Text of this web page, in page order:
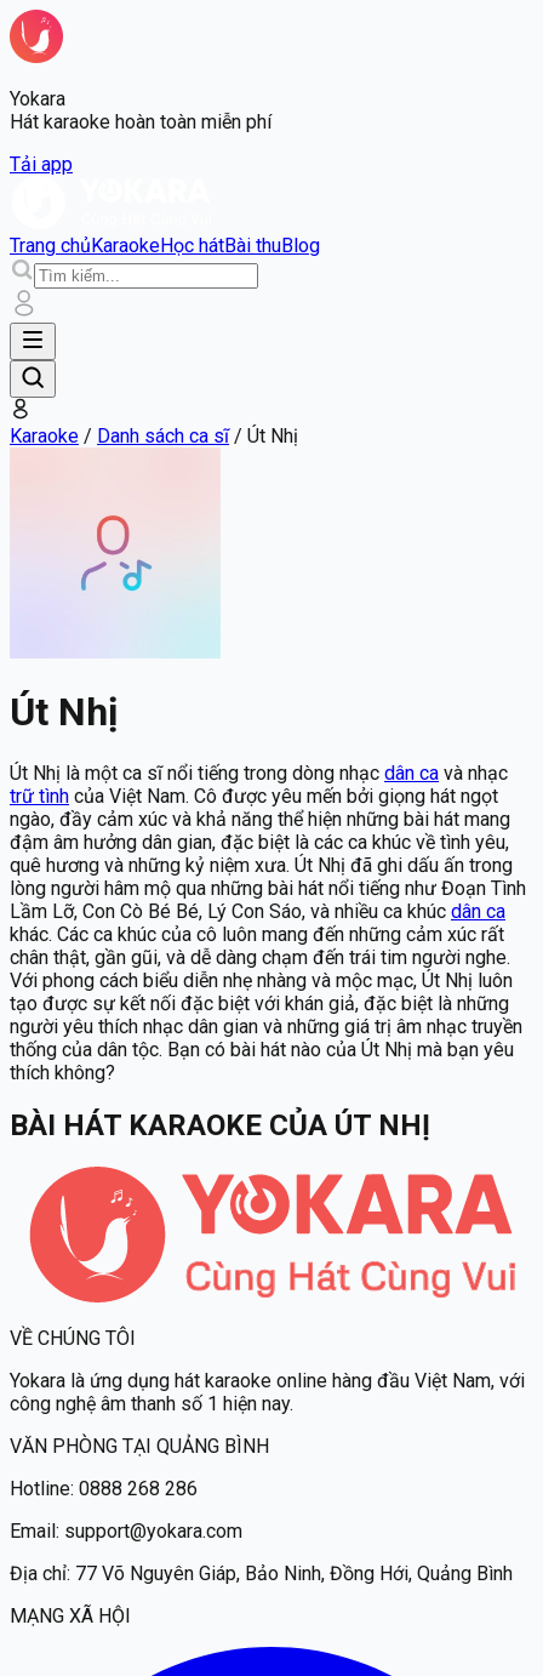
Yokara
Hát karaoke hoàn toàn miễn phí
Tải app
Trang chủKaraokeHọc hátBài thuBlog
Karaoke / Danh sách ca sĩ/ Út Nhị
Út Nhị
Út Nhị là một ca sĩ nổi tiếng trong dòng nhạc dân ca và nhạc
trữ tình của Việt Nam. Cô được yêu mến bởi giọng hát ngọt
ngào, đầy cảm xúc và khả năng thể hiện những bài hát mang
đậm âm hưởng dân gian, đặc biệt là các ca khúc về tình yêu,
quê hương và những kỷ niệm xưa. Út Nhị đã ghi dấu ấn trong
lòng người hâm mộ qua những bài hát nổi tiếng như Đoạn Tình
Lầm Lỡ, Con Cò Bé Bé, Lý Con Sáo, và nhiều ca khúc dân ca
khác. Các ca khúc của cô luôn mang đến những cảm xúc rất
chân thật, gần gũi, và dễ dàng chạm đến trái tim người nghe.
Với phong cách biểu diễn nhẹ nhàng và mộc mạc, Út Nhị luôn
tạo được sự kết nối đặc biệt với khán giả, đặc biệt là những
người yêu thích nhạc dân gian và những giá trị âm nhạc truyền
thống của dân tộc. Bạn có bài hát nào của Út Nhị mà bạn yêu
thích không?
BÀI HÁT KARAOKE CỦA ÚT NHỊ
VỀ CHÚNG TÔI
Yokara là ứng dụng hát karaoke online hàng đầu Việt Nam, với
công nghệ âm thanh số 1 hiện nay.
VĂN PHÒNG TẠI QUẢNG BÌNH
Hotline: 0888 268 286
Email: support@yokara.com
Địa chỉ: 77 Võ Nguyên Giáp, Bảo Ninh, Đồng Hới, Quảng Bình
MẠNG XÃ HỘI